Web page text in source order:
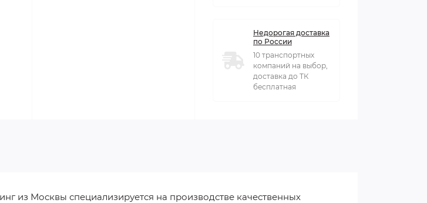
Недорогая доставка
по России
10 транспортных
компаний на выбор,
доставка до ТК
бесплатная
из Москвы специализируется на производстве качественных